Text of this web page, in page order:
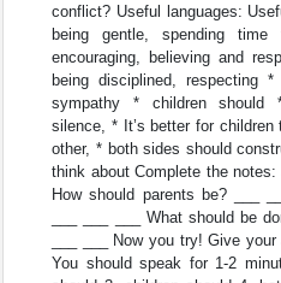
conflict? Useful languages:
being gentle, spending
encouraging, believing and
being disciplined, respecting
sympathy * children should
silence, * It’s better for
other, * both sides should
think about Complete the
How should parents be? ___
___ ___ ___ What should be
___ ___ Now you try! Give
You should speak for 1-2